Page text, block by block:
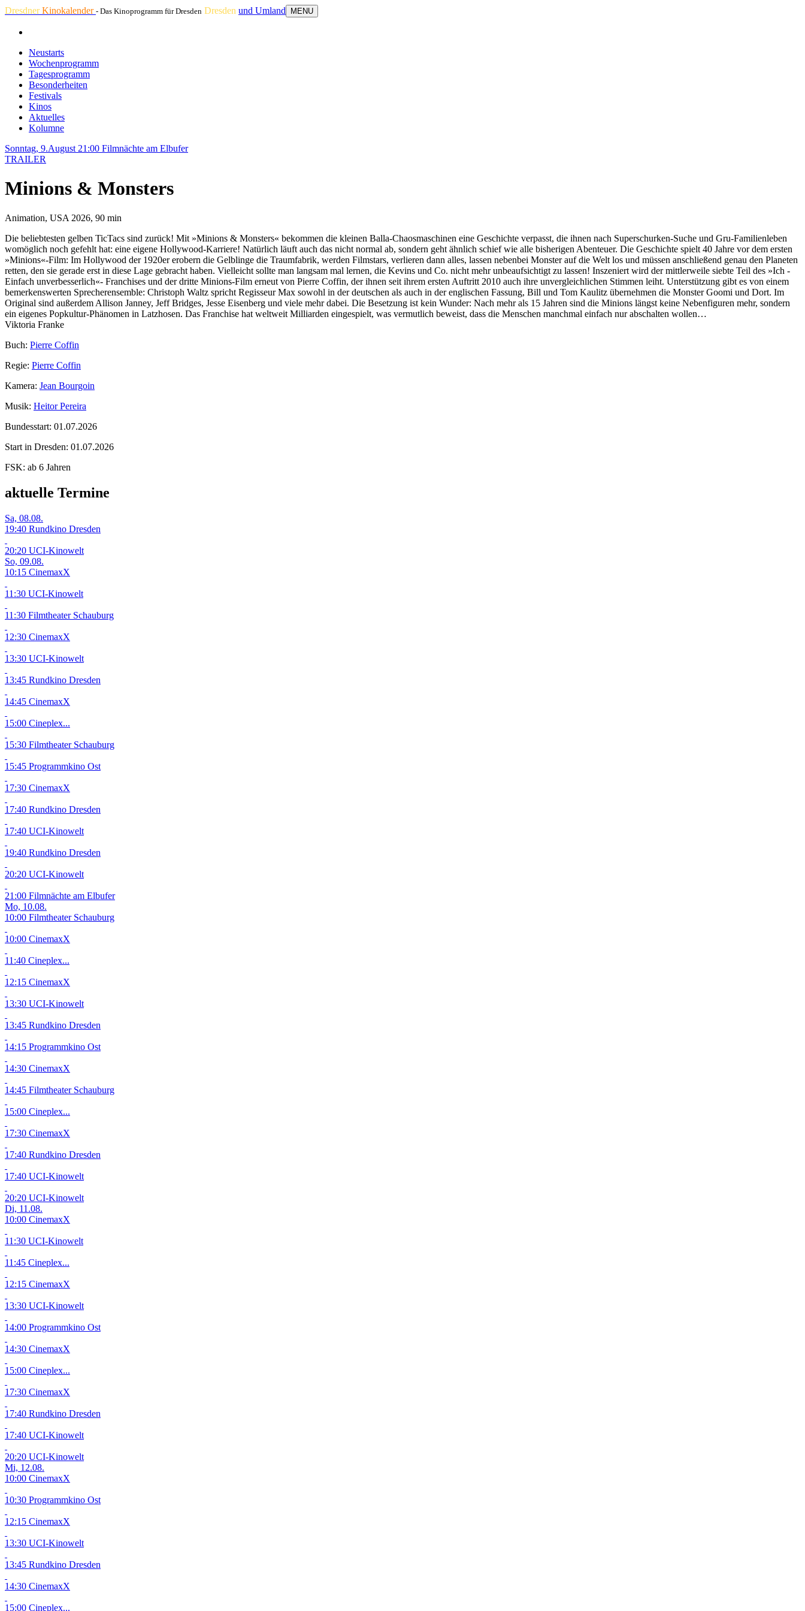
DresdnerKinokalender - Das Kinoprogramm für Dresden Dresden und Umland MENU
Neustarts
Wochenprogramm
Tagesprogramm
Besonderheiten
Festivals
Kinos
Aktuelles
Kolumne
Sonntag, 9.August 21:00 Filmnächte am Elbufer
TRAILER
Minions & Monsters
Animation, USA 2026, 90 min
Die beliebtesten gelben TicTacs sind zurück! Mit »Minions & Monsters« bekommen die kleinen Balla-Chaosmaschinen eine Geschichte verpasst, die ihnen nach Superschurken-Suche und Gru-Familienleben
womöglich noch gefehlt hat: eine eigene Hollywood-Karriere! Natürlich läuft auch das nicht normal ab, sondern geht ähnlich schief wie alle bisherigen Abenteuer. Die Geschichte spielt 40 Jahre vor dem ersten
»Minions«-Film: Im Hollywood der 1920er erobern die Gelblinge die Traumfabrik, werden Filmstars, verlieren dann alles, lassen nebenbei Monster auf die Welt los und müssen anschließend genau den Planeten
retten, den sie gerade erst in diese Lage gebracht haben. Vielleicht sollte man langsam mal lernen, die Kevins und Co. nicht mehr unbeaufsichtigt zu lassen! Inszeniert wird der mittlerweile siebte Teil des »Ich -
Einfach unverbesserlich«- Franchises und der dritte Minions-Film erneut von Pierre Coffin, der ihnen seit ihrem ersten Auftritt 2010 auch ihre unvergleichlichen Stimmen leiht. Unterstützung gibt es von einem
bemerkenswerten Sprecherensemble: Christoph Waltz spricht Regisseur Max sowohl in der deutschen als auch in der englischen Fassung, Bill und Tom Kaulitz übernehmen die Monster Goomi und Dort. Im
Original sind außerdem Allison Janney, Jeff Bridges, Jesse Eisenberg und viele mehr dabei. Die Besetzung ist kein Wunder: Nach mehr als 15 Jahren sind die Minions längst keine Nebenfiguren mehr, sondern
ein eigenes Popkultur-Phänomen in Latzhosen. Das Franchise hat weltweit Milliarden eingespielt, was vermutlich beweist, dass die Menschen manchmal einfach nur abschalten wollen…
Viktoria Franke
Buch: Pierre Coffin
Regie: Pierre Coffin
Kamera: Jean Bourgoin
Musik: Heitor Pereira
Bundesstart: 01.07.2026
Start in Dresden: 01.07.2026
FSK: ab 6 Jahren
aktuelle Termine
Sa, 08.08.
19:40 Rundkino Dresden
20:20 UCI-Kinowelt
So, 09.08.
10:15 CinemaxX
11:30 UCI-Kinowelt
11:30 Filmtheater Schauburg
12:30 CinemaxX
13:30 UCI-Kinowelt
13:45 Rundkino Dresden
14:45 CinemaxX
15:00 Cineplex...
15:30 Filmtheater Schauburg
15:45 Programmkino Ost
17:30 CinemaxX
17:40 Rundkino Dresden
17:40 UCI-Kinowelt
19:40 Rundkino Dresden
20:20 UCI-Kinowelt
21:00 Filmnächte am Elbufer
Mo, 10.08.
10:00 Filmtheater Schauburg
10:00 CinemaxX
11:40 Cineplex...
12:15 CinemaxX
13:30 UCI-Kinowelt
13:45 Rundkino Dresden
14:15 Programmkino Ost
14:30 CinemaxX
14:45 Filmtheater Schauburg
15:00 Cineplex...
17:30 CinemaxX
17:40 Rundkino Dresden
17:40 UCI-Kinowelt
20:20 UCI-Kinowelt
Di, 11.08.
10:00 CinemaxX
11:30 UCI-Kinowelt
11:45 Cineplex...
12:15 CinemaxX
13:30 UCI-Kinowelt
14:00 Programmkino Ost
14:30 CinemaxX
15:00 Cineplex...
17:30 CinemaxX
17:40 Rundkino Dresden
17:40 UCI-Kinowelt
20:20 UCI-Kinowelt
Mi, 12.08.
10:00 CinemaxX
10:30 Programmkino Ost
12:15 CinemaxX
13:30 UCI-Kinowelt
13:45 Rundkino Dresden
14:30 CinemaxX
15:00 Cineplex...